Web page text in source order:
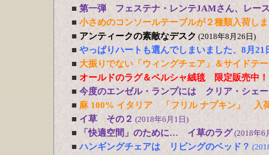
■ 第一弾 フェステナ・レンテJAMさん、レー
■ 小さめのコンソールテーブルが２種類入荷し
■ アンティークの素敵なデスク (2018年8月26日)
■ やっぱりハートも選んでしまいました、8月21
■ 大振りでない「ウィングチェア」＆サイドテ
■ オールドのラグ＆ペルシャ絨毯 限定販売中！
■ 今度のエンゼル・ランプには クリア・シェ
■ 麻 100% イタリア 「フリル ナプキン」 入
■ イ草 その２ (2018年6月1日)
■ 「快適空間」のために… イ草のラグ (2018年6
■ ハンギングチェアは リビングのベッド？